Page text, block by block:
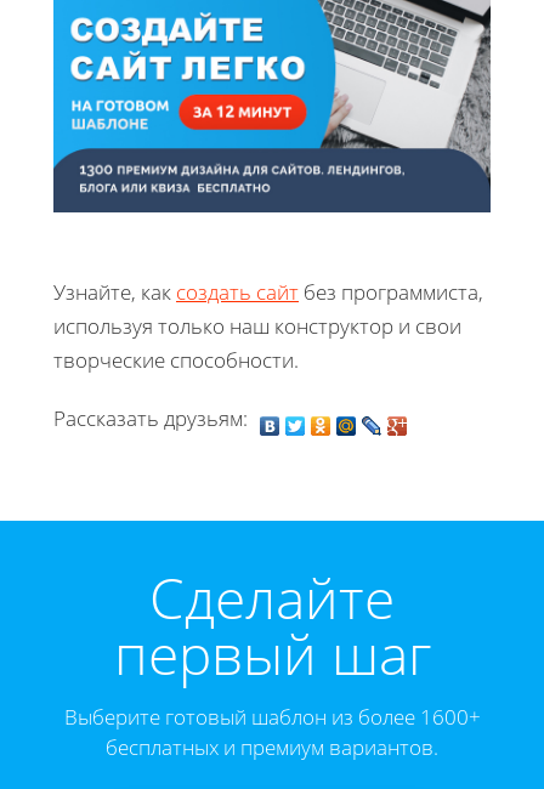
Узнайте, как создать сайт без программиста,
используя только наш конструктор и свои
творческие способности.
Рассказать друзьям:
Cделайте
первый шаг
Выберите готовый шаблон из более 1600+
бесплатных и премиум вариантов.